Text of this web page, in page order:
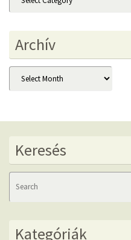
Archív
Archív
Keresés
Kategóriák